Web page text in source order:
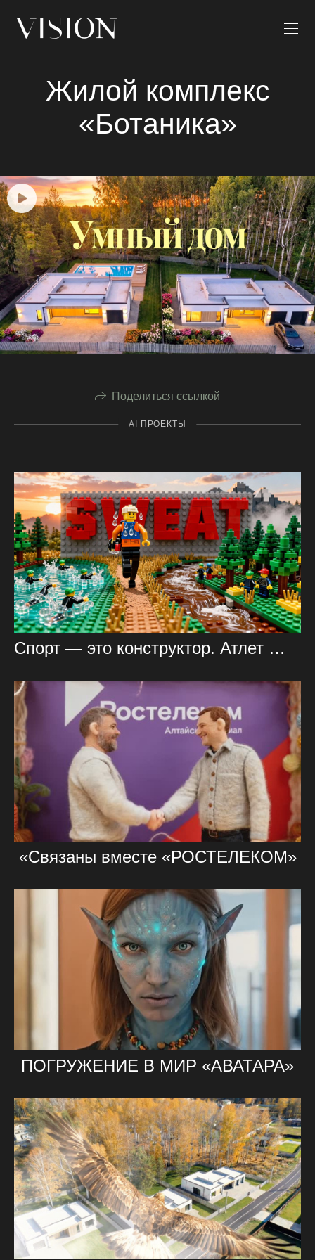
Жилой комплекс
«Ботаника»
Поделиться ссылкой
AI ПРОЕКТЫ
Спорт — это конструктор. Атлет — его гений.
«Связаны вместе «РОСТЕЛЕКОМ»
ПОГРУЖЕНИЕ В МИР «АВАТАРА»